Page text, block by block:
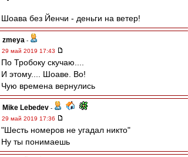
Шоава без Йенчи - деньги на ветер!
zmeya -
29 май 2019 17:43
По Тробоку скучаю....
И этому.... Шоаве. Во!
Чую времена вернулись
Mike Lebedev -
29 май 2019 17:36
"Шесть номеров не угадал никто"
Ну ты понимаешь